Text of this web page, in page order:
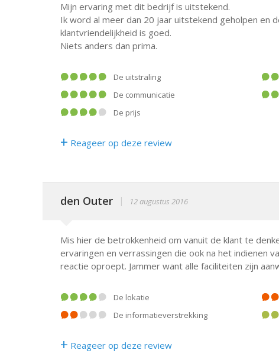
Mijn ervaring met dit bedrijf is uitstekend.
Ik word al meer dan 20 jaar uitstekend geholpen en
klantvriendelijkheid is goed.
Niets anders dan prima.
De uitstraling
De communicatie
De prijs
+ Reageer op deze review
den Outer | 12 augustus 2016
Mis hier de betrokkenheid om vanuit de klant te
ervaringen en verrassingen die ook na het indienen
reactie oproept. Jammer want alle faciliteiten zijn
De lokatie
De informatieverstrekking
+ Reageer op deze review